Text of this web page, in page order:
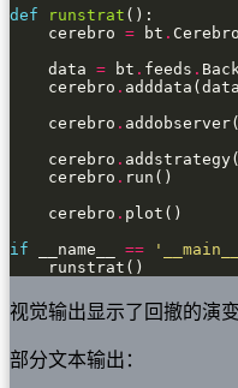
def
runstrat
    cerebro
= bt .
    data
= bt . feeds .
    cerebro
.
    cerebro
.
    cerebro
.
    cerebro
.
    cerebro
.
if __name__ ==
    runstrat()
视觉输出显示了回撤的演变
部分文本输出：